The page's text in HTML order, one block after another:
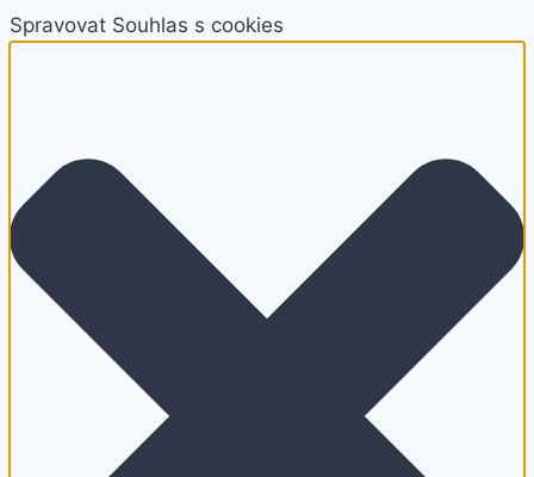
Spravovat Souhlas s cookies